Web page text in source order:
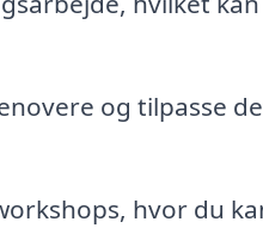
og tilpasse
hvor du